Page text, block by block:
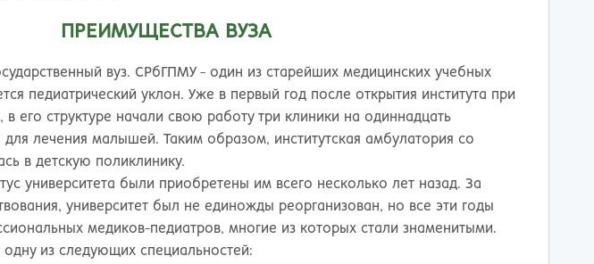
Ола
Нижний Новгород
Новокузнец
Новороссийск
Новосибирск
Омск
Орел
Оренбург
Орск
Пенза
Пермь
Тюмень
Улан-Удэ
Ульяновск
Уфа
Химки
Чебоксары
Челябинск
ПРЕИМУЩЕСТВА ВУЗА
вуз. СРбГПМУ - один из старейших медицинских учебных
педиатрический уклон. Уже в первый год после открытия института при
в его структуре начали свою работу три клиники на одиннадцать
лечения малышей. Таким образом, институтская амбулатория со
в детскую поликлинику.
университета были приобретены им всего несколько лет назад. За
университет был не единожды реорганизован, но все эти годы
медиков-педиатров, многие из которых стали знаменитыми.
из следующих специальностей: